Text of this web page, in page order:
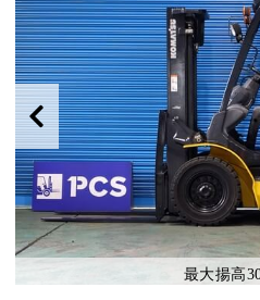
最大揚高